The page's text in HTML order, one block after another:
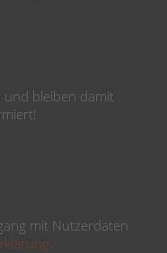
und bleiben damit
mit Nutzerdaten
.